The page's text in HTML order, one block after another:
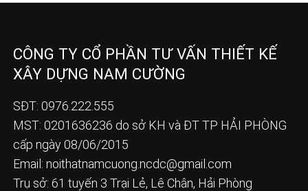
CÔNG TY CỔ PHẦN TƯ VẤN THIẾT KẾ
XÂY DỰNG NAM CƯỜNG
SĐT: 0976.222.555
MST: 0201636236 do sở KH và ĐT TP HẢI PHÒNG
cấp ngày 08/06/2015
Email: noithatnamcuong.ncdc@gmail.com
Trụ sở: 61 tuyến 3 Trại Lẻ, Lê Chân, Hải Phòng